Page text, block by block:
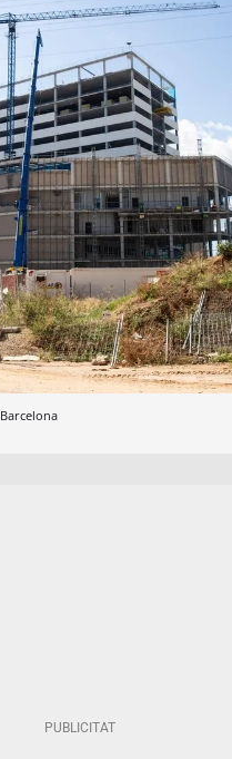
Barcelona